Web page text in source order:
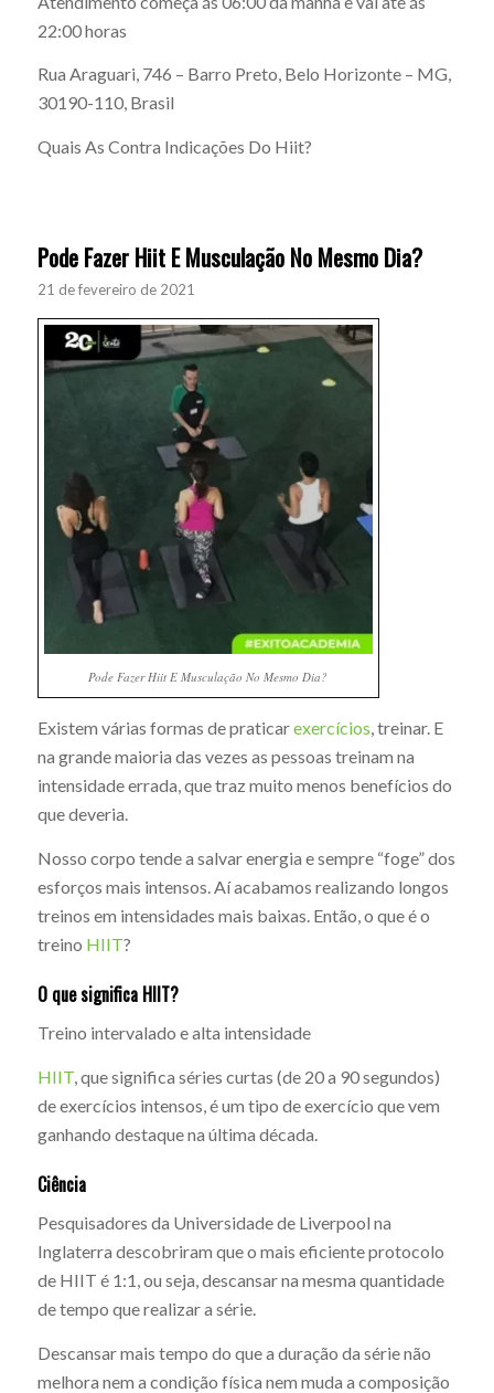
22:00 horas
Rua Araguari, 746 – Barro Preto, Belo Horizonte – MG,
30190-110, Brasil
Quais As Contra Indicações Do Hiit?
Pode Fazer Hiit E Musculação No Mesmo Dia?
21 de fevereiro de 2021
Pode Fazer Hiit E Musculação No Mesmo Dia?
Existem várias formas de praticarexercícios, treinar. E
na grande maioria das vezes as pessoas treinam na
intensidade errada, que traz muito menos benefícios do
que deveria.
Nosso corpo tende a salvar energia e sempre “foge” dos
esforços mais intensos. Aí acabamos realizando longos
treinos em intensidades mais baixas. Então, o que é o
treino HIIT?
O que significa HIIT?
Treino intervalado e alta intensidade
HIIT, que significa séries curtas (de 20 a 90 segundos)
de exercícios intensos, é um tipo de exercício que vem
ganhando destaque na última década.
Ciência
Pesquisadores da Universidade de Liverpool na
Inglaterra descobriram que o mais eficiente protocolo
de HIIT é 1:1, ou seja, descansar na mesma quantidade
de tempo que realizar a série.
Descansar mais tempo do que a duração da série não
melhora nem a condição física nem muda a composição